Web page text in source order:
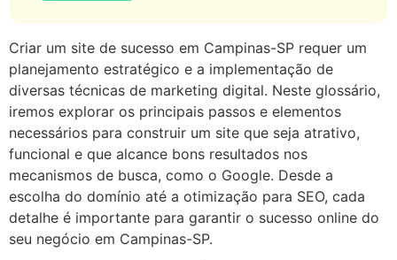
Criar um site de sucesso em Campinas-SP requer um
planejamento estratégico e a implementação de
diversas técnicas de marketing digital. Neste glossário,
iremos explorar os principais passos e elementos
necessários para construir um site que seja atrativo,
funcional e que alcance bons resultados nos
mecanismos de busca, como o Google. Desde a
escolha do domínio até a otimização para SEO, cada
detalhe é importante para garantir o sucesso online do
seu negócio em Campinas-SP.